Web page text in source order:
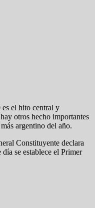
el hito central y
otros hecho importantes
argentino del año.
Constituyente declara
se establece el Primer